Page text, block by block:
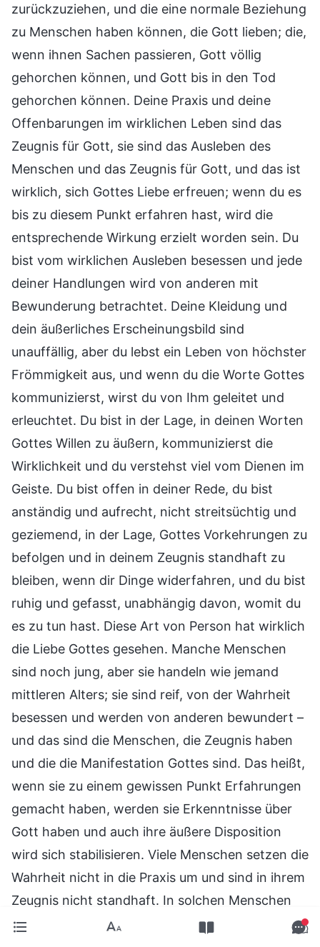
zurückzuziehen, und die eine normale Beziehung
zu Menschen haben können, die Gott lieben; die,
wenn ihnen Sachen passieren, Gott völlig
gehorchen können, und Gott bis in den Tod
gehorchen können. Deine Praxis und deine
Offenbarungen im wirklichen Leben sind das
Zeugnis für Gott, sie sind das Ausleben des
Menschen und das Zeugnis für Gott, und das ist
wirklich, sich Gottes Liebe erfreuen; wenn du es
bis zu diesem Punkt erfahren hast, wird die
entsprechende Wirkung erzielt worden sein. Du
bist vom wirklichen Ausleben besessen und jede
deiner Handlungen wird von anderen mit
Bewunderung betrachtet. Deine Kleidung und
dein äußerliches Erscheinungsbild sind
unauffällig, aber du lebst ein Leben von höchster
Frömmigkeit aus, und wenn du die Worte Gottes
kommunizierst, wirst du von Ihm geleitet und
erleuchtet. Du bist in der Lage, in deinen Worten
Gottes Willen zu äußern, kommunizierst die
Wirklichkeit und du verstehst viel vom Dienen im
Geiste. Du bist offen in deiner Rede, du bist
anständig und aufrecht, nicht streitsüchtig und
geziemend, in der Lage, Gottes Vorkehrungen zu
befolgen und in deinem Zeugnis standhaft zu
bleiben, wenn dir Dinge widerfahren, und du bist
ruhig und gefasst, unabhängig davon, womit du
es zu tun hast. Diese Art von Person hat wirklich
die Liebe Gottes gesehen. Manche Menschen
sind noch jung, aber sie handeln wie jemand
mittleren Alters; sie sind reif, von der Wahrheit
besessen und werden von anderen bewundert –
und das sind die Menschen, die Zeugnis haben
und die die Manifestation Gottes sind. Das heißt,
wenn sie zu einem gewissen Punkt Erfahrungen
gemacht haben, werden sie Erkenntnisse über
Gott haben und auch ihre äußere Disposition
wird sich stabilisieren. Viele Menschen setzen die
Wahrheit nicht in die Praxis um und sind in ihrem
Zeugnis nicht standhaft. In solchen Menschen
ist keine Gottes Liebe und kein Zeugnis für Gott,